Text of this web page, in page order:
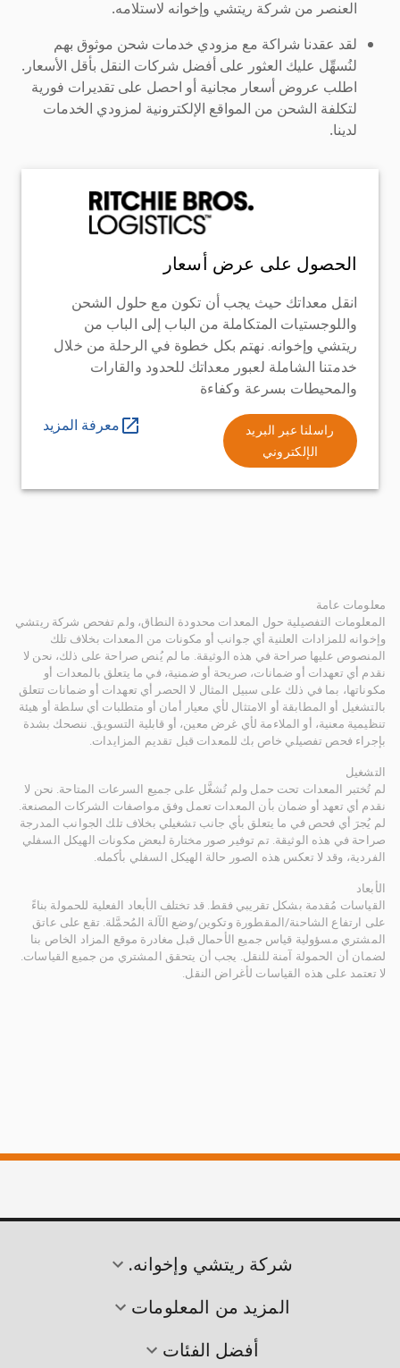
العنصر من شركة ريتشي وإخوانه لاستلامه.
لقد عقدنا شراكة مع مزودي خدمات شحن موثوق بهم
لنُسهِّل عليك العثور على أفضل شركات النقل بأقل الأسعار.
اطلب عروض أسعار مجانية أو احصل على تقديرات فورية
لتكلفة الشحن من المواقع الإلكترونية لمزودي الخدمات
لدينا.
الحصول على عرض أسعار
انقل معداتك حيث يجب أن تكون مع حلول الشحن
واللوجستيات المتكاملة من الباب إلى الباب من
ريتشي وإخوانه. نهتم بكل خطوة في الرحلة من خلال
خدمتنا الشاملة لعبور معداتك للحدود والقارات
والمحيطات بسرعة وكفاءة
راسلنا عبر البريد
الإلكتروني
معرفة المزيد
معلومات عامة
المعلومات التفصيلية حول المعدات محدودة النطاق، ولم تفحص شركة ريتشي
وإخوانه للمزادات العلنية أي جوانب أو مكونات من المعدات بخلاف تلك
المنصوص عليها صراحة في هذه الوثيقة. ما لم يُنص صراحة على ذلك، نحن لا
نقدم أي تعهدات أو ضمانات، صريحة أو ضمنية، في ما يتعلق بالمعدات أو
مكوناتها، بما في ذلك على سبيل المثال لا الحصر أي تعهدات أو ضمانات تتعلق
بالتشغيل أو المطابقة أو الامتثال لأي معيار أمان أو متطلبات أي سلطة أو هيئة
تنظيمية معنية، أو الملاءمة لأي غرض معين، أو قابلية التسويق. ننصحك بشدة
بإجراء فحص تفصيلي خاص بك للمعدات قبل تقديم المزايدات.
التشغيل
لم تُختبر المعدات تحت حمل ولم تُشغَّل على جميع السرعات المتاحة. نحن لا
نقدم أي تعهد أو ضمان بأن المعدات تعمل وفق مواصفات الشركات المصنعة.
لم يُجرَ أي فحص في ما يتعلق بأي جانب تشغيلي بخلاف تلك الجوانب المدرجة
صراحة في هذه الوثيقة. تم توفير صور مختارة لبعض مكونات الهيكل السفلي
الفردية، وقد لا تعكس هذه الصور حالة الهيكل السفلي بأكمله.
الأبعاد
القياسات مُقدمة بشكل تقريبي فقط. قد تختلف الأبعاد الفعلية للحمولة بناءً
على ارتفاع الشاحنة/المقطورة وتكوين/وضع الآلة المُحمَّلة. تقع على عاتق
المشتري مسؤولية قياس جميع الأحمال قبل مغادرة موقع المزاد الخاص بنا
لضمان أن الحمولة آمنة للنقل. يجب أن يتحقق المشتري من جميع القياسات.
لا تعتمد على هذه القياسات لأغراض النقل.
شركة ريتشي وإخوانه.
المزيد من المعلومات
أفضل الفئات